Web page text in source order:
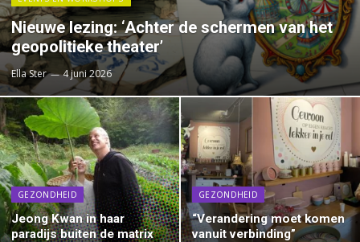
Nieuwe lezing: ‘Achter de schermen van het
geopolitieke theater’
Ella Ster 4 juni 2026
GEZONDHEID
Jeong Kwan in haar
paradijs buiten de matrix
GEZONDHEID
“Verandering moet komen
vanuit verbinding”